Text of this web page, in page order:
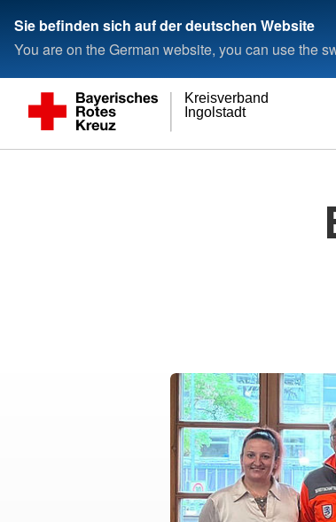
Sie befinden sich auf der deutschen Website
You are on the German website, you can use the
Ingolstadt
Kreisverband